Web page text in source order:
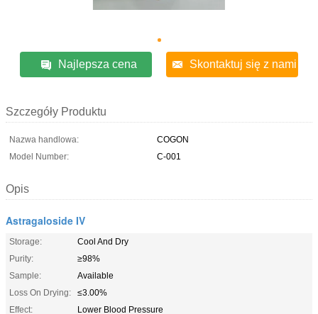
Najlepsza cena Skontaktuj się z nami
Szczegóły Produktu
Nazwa handlowa:
COGON
Model Number:
C-001
Opis
Astragaloside IV
Storage:
Cool And Dry
Purity:
≥98%
Sample:
Available
Loss On Drying:
≤3.00%
Effect:
Lower Blood Pressure